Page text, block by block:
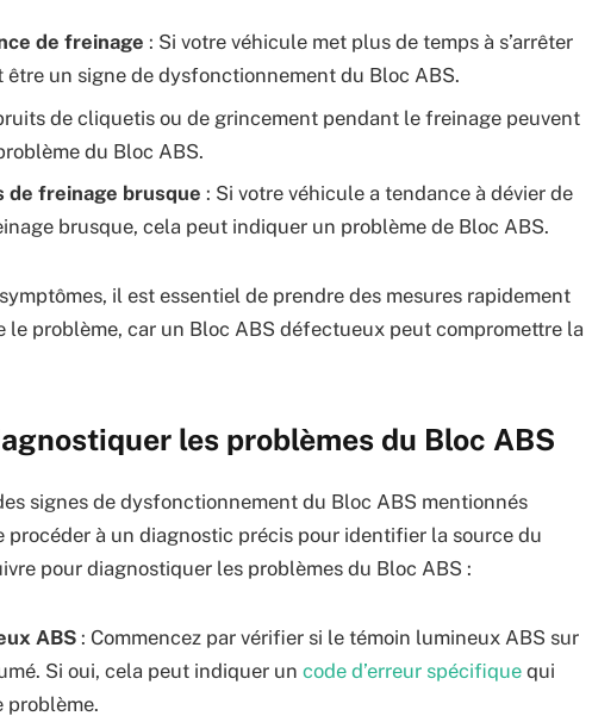
de freinage : Si votre véhicule met plus de temps à s’arrêter
être un signe de dysfonctionnement du Bloc ABS.
de cliquetis ou de grincement pendant le freinage peuvent
du Bloc ABS.
de freinage brusque : Si votre véhicule a tendance à dévier de
brusque, cela peut indiquer un problème de Bloc ABS.
il est essentiel de prendre des mesures rapidement
le problème, car un Bloc ABS défectueux peut compromettre la
les problèmes du Bloc ABS
signes de dysfonctionnement du Bloc ABS mentionnés
procéder à un diagnostic précis pour identifier la source du
pour diagnostiquer les problèmes du Bloc ABS :
ABS : Commencez par vérifier si le témoin lumineux ABS sur
Si oui, cela peut indiquer un code d’erreur spécifique qui
problème.